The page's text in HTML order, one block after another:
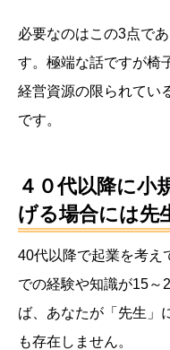
必要なのはこの3点で
す。極端な話ですが椅
経営資源の限られてい
です。
４０代以降に小
げる場合には先
40代以降で起業を考え
での経験や知識が15～
ば、あなたが「先生」
も存在しません。